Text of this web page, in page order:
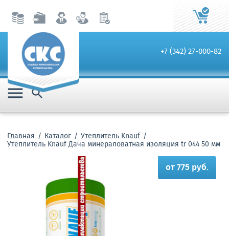
+7 (342) 27-000-82
 
Главная Каталог Утеплитель Knauf
Утеплитель Knauf Дача минераловатная изоляция tr 044 50 мм
от 775 руб.